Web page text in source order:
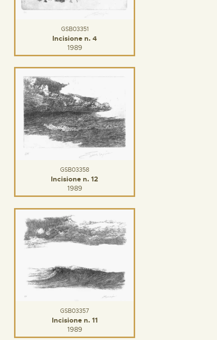
GSB03351
Incisione n. 4
1989
GSB03358
Incisione n. 12
1989
GSB03357
Incisione n. 11
1989